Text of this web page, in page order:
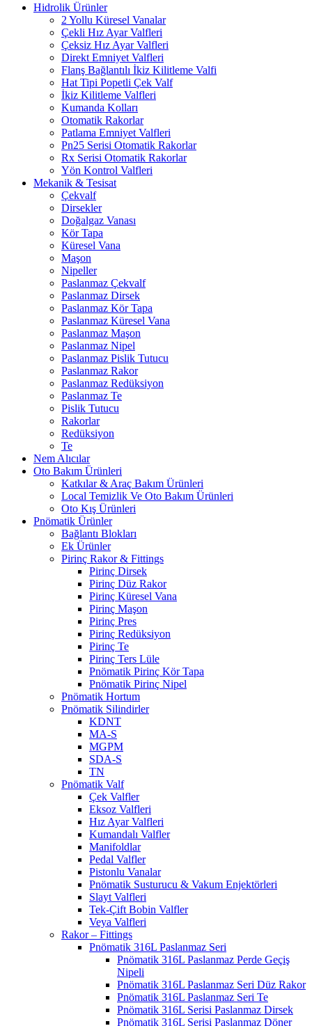
Hidrolik Ürünler
2 Yollu Küresel Vanalar
Çekli Hız Ayar Valfleri
Çeksiz Hız Ayar Valfleri
Direkt Emniyet Valfleri
Flanş Bağlantılı İkiz Kilitleme Valfi
Hat Tipi Popetli Çek Valf
İkiz Kilitleme Valfleri
Kumanda Kolları
Otomatik Rakorlar
Patlama Emniyet Valfleri
Pn25 Serisi Otomatik Rakorlar
Rx Serisi Otomatik Rakorlar
Yön Kontrol Valfleri
Mekanik & Tesisat
Çekvalf
Dirsekler
Doğalgaz Vanası
Kör Tapa
Küresel Vana
Maşon
Nipeller
Paslanmaz Çekvalf
Paslanmaz Dirsek
Paslanmaz Kör Tapa
Paslanmaz Küresel Vana
Paslanmaz Maşon
Paslanmaz Nipel
Paslanmaz Pislik Tutucu
Paslanmaz Rakor
Paslanmaz Redüksiyon
Paslanmaz Te
Pislik Tutucu
Rakorlar
Redüksiyon
Te
Nem Alıcılar
Oto Bakım Ürünleri
Katkılar & Araç Bakım Ürünleri
Local Temizlik Ve Oto Bakım Ürünleri
Oto Kış Ürünleri
Pnömatik Ürünler
Bağlantı Blokları
Ek Ürünler
Pirinç Rakor & Fittings
Pirinç Dirsek
Pirinç Düz Rakor
Pirinç Küresel Vana
Pirinç Maşon
Pirinç Pres
Pirinç Redüksiyon
Pirinç Te
Pirinç Ters Lüle
Pnömatik Pirinç Kör Tapa
Pnömatik Pirinç Nipel
Pnömatik Hortum
Pnömatik Silindirler
KDNT
MA-S
MGPM
SDA-S
TN
Pnömatik Valf
Çek Valfler
Eksoz Valfleri
Hız Ayar Valfleri
Kumandalı Valfler
Manifoldlar
Pedal Valfler
Pistonlu Vanalar
Pnömatik Susturucu & Vakum Enjektörleri
Slayt Valfleri
Tek-Çift Bobin Valfler
Veya Valfleri
Rakor – Fittings
Pnömatik 316L Paslanmaz Seri
Pnömatik 316L Paslanmaz Perde Geçiş
Nipeli
Pnömatik 316L Paslanmaz Seri Düz Rakor
Pnömatik 316L Paslanmaz Seri Te
Pnömatik 316L Serisi Paslanmaz Dirsek
Pnömatik 316L Serisi Paslanmaz Döner